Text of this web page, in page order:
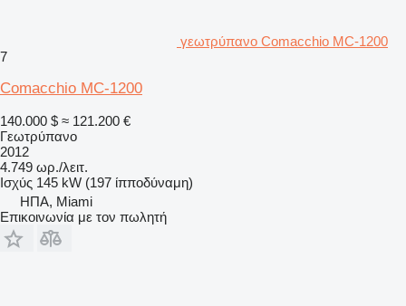
γεωτρύπανο Comacchio MC-1200
7
Comacchio MC-1200
140.000 $ ≈ 121.200 €
Γεωτρύπανο
2012
4.749 ωρ./λειτ.
Ισχύς 145 kW (197 ίπποδύναμη)
ΗΠΑ, Miami
Επικοινωνία με τον πωλητή